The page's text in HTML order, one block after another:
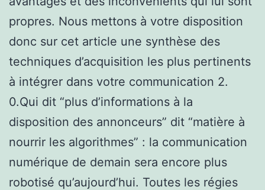
propres. Nous mettons à votre disposition
donc sur cet article une synthèse des
techniques d’acquisition les plus pertinents
à intégrer dans votre communication 2.
0.Qui dit “plus d’informations à la
disposition des annonceurs” dit “matière à
nourrir les algorithmes” : la communication
numérique de demain sera encore plus
robotisé qu’aujourd’hui. Toutes les régies